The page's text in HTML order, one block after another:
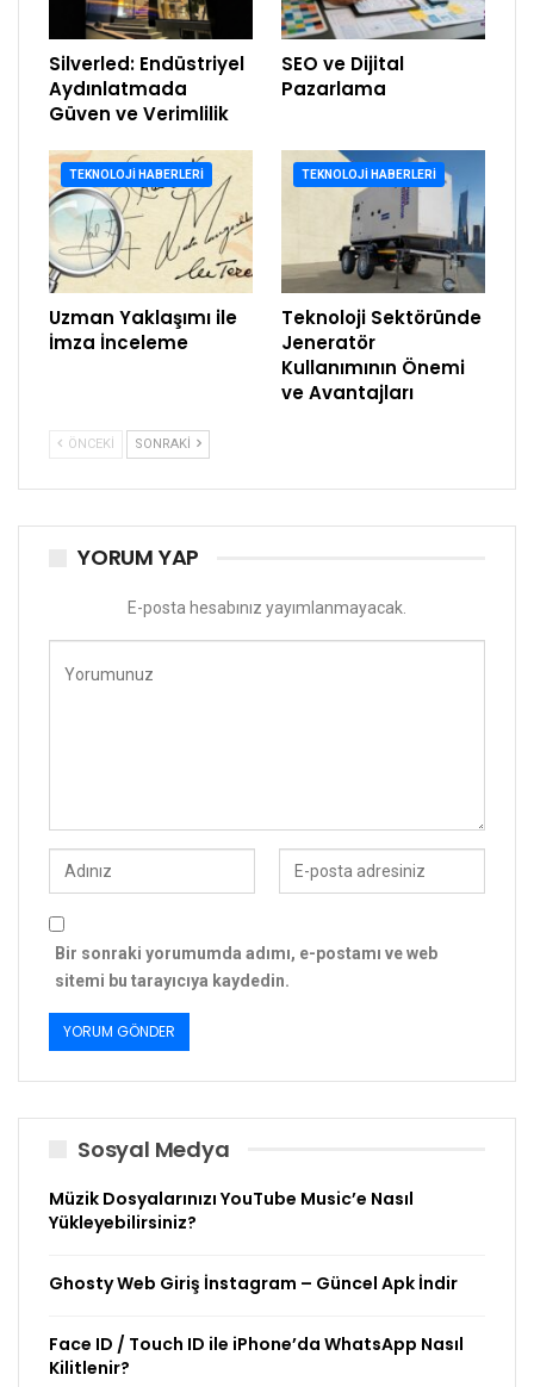
Silverled: Endüstriyel
Aydınlatmada
Güven ve Verimlilik
SEO ve Dijital
Pazarlama
TEKNOLOJI HABERLERI
Uzman Yaklaşımı ile
İmza İnceleme
TEKNOLOJI HABERLERI
Teknoloji Sektöründe
Jeneratör
Kullanımının Önemi
ve Avantajları
ÖNCEKI SONRAKI
YORUM YAP
E-posta hesabınız yayımlanmayacak.
Bir sonraki yorumumda adımı, e-postamı ve web
sitemi bu tarayıcıya kaydedin.
Sosyal Medya
Müzik Dosyalarınızı YouTube Music’e Nasıl
Yükleyebilirsiniz?
Ghosty Web Giriş İnstagram – Güncel Apk İndir
Face ID / Touch ID ile iPhone’da WhatsApp Nasıl
Kilitlenir?